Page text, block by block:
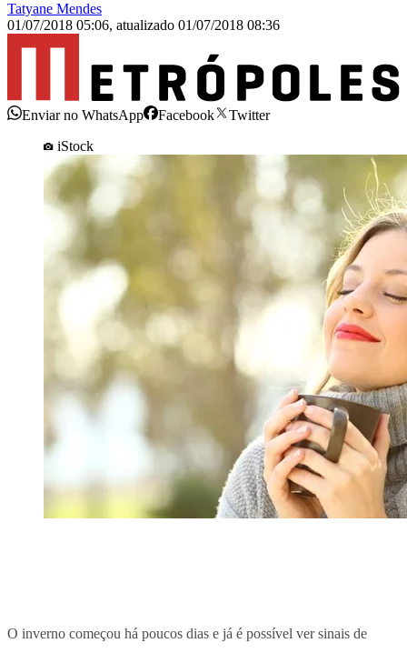
Tatyane Mendes
01/07/2018 05:06, atualizado 01/07/2018 08:36
Enviar no WhatsApp Facebook
Twitter
iStock
O inverno começou há poucos dias e já é possível ver sinais de